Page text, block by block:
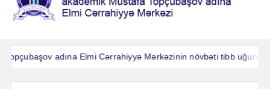
adına Elmi Cərrahiyyə Mərkəzinin növbəti tibb uğuru: